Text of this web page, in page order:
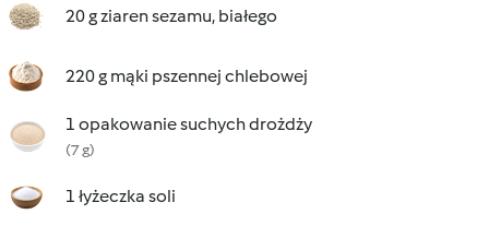
20 g ziaren sezamu, białego
220 g mąki pszennej chlebowej
1 opakowanie suchych drożdży
(7 g)
1 łyżeczka soli